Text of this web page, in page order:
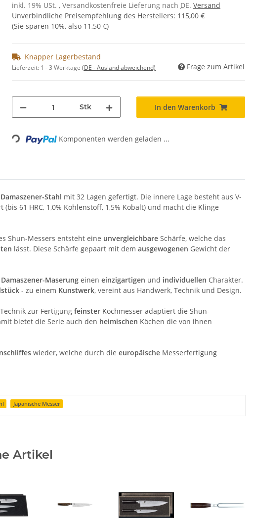
inkl. 19% USt. , Versandkostenfreie Lieferung nach DE. Versand
Unverbindliche Preisempfehlung des Herstellers: 115,00 €
(Sie sparen 10%, also 11,50 €)
Knapper Lagerbestand
Lieferzeit: 1 - 3 Werktage (DE - Ausland abweichend) Frage zum Artikel
Stk In den Warenkorb
Loading... Komponenten werden geladen ...
Damaszener-Stahl mit 32 Lagen gefertigt. Die innere Lage besteht aus V-
(bis 61 HRC, 1,0% Kohlenstoff, 1,5% Kobalt) und macht die Klinge
Shun-Messers entsteht eine unvergleichbare Schärfe, welche das
lässt. Diese Schärfe gepaart mit dem ausgewogenen Gewicht der
Damaszener-Maserung einen einzigartigen und individuellen Charakter.
- zu einem Kunstwerk, vereint aus Handwerk, Technik und Design.
zur Fertigung feinster Kochmesser adaptiert die Shun-
bietet die Serie auch den heimischen Köchen die von ihnen
wieder, welche durch die europäische Messerfertigung
Japanische Messer
Artikel